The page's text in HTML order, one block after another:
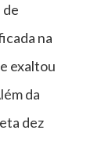
na
exaltou
da
dez